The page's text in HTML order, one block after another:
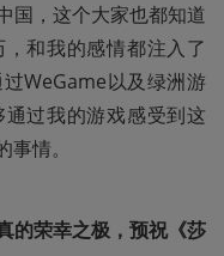
国，这个大家也都知道
和我的感情都注入了
WeGame以及绿洲游
过我的游戏感受到这
情。
的荣幸之极，预祝《莎